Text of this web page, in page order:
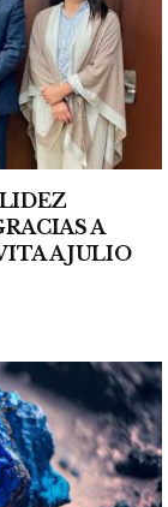
A
A JULIO